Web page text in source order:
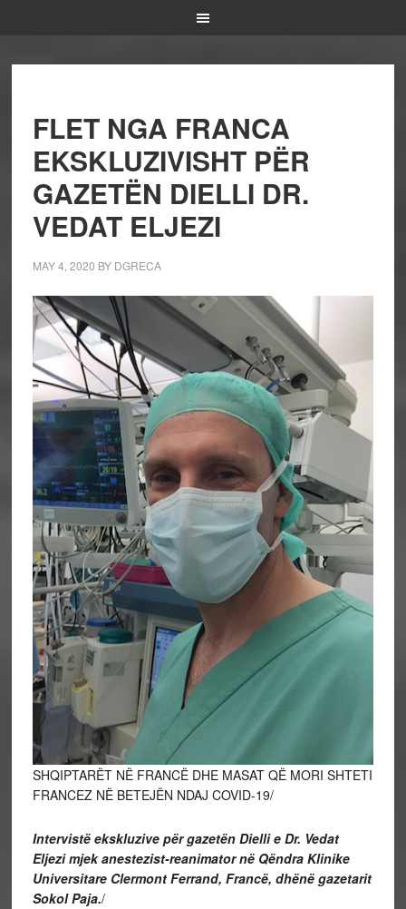
FLET NGA FRANCA
EKSKLUZIVISHT PËR
GAZETËN DIELLI DR.
VEDAT ELJEZI
MAY 4, 2020 BY DGRECA
SHQIPTARËT NË FRANCË DHE MASAT QË MORI SHTETI
FRANCEZ NË BETEJËN NDAJ COVID-19/
Intervistë ekskluzive për gazetën Dielli e Dr. Vedat
Eljezi mjek anestezist-reanimator në Qëndra Klinike
Universitare Clermont Ferrand, Francë, dhënë gazetarit
Sokol Paja./